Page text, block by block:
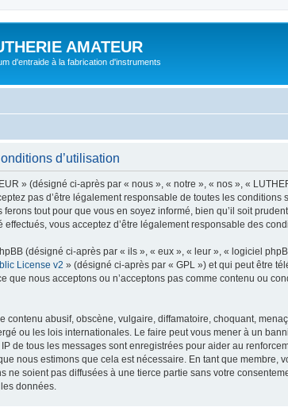
AMATEUR
d'entraide à la fabrication d'instruments
d’utilisation
» (désigné ci-après par « nous », « notre », « nos », «
pas d’être légalement responsable de toutes les
ferons tout pour que vous en soyez informé, bien qu’il soit
vous acceptez d’être légalement responsable des
(désigné ci-après par « ils », « eux », « leur », « logiciel
License v2 » (désigné ci-après par « GPL ») et qui peut être
que nous acceptons ou n’acceptons pas comme contenu ou
contenu abusif, obscène, vulgaire, diffamatoire, choquant,
ou les lois internationales. Le faire peut vous mener à un
de tous les messages sont enregistrées pour aider au
nous estimons que cela est nécessaire. En tant que
ne soient pas diffusées à une tierce partie sans votre
données.